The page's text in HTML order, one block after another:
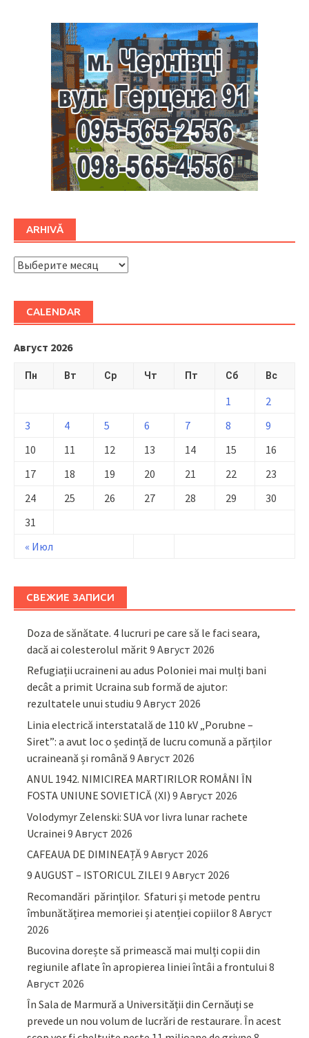
ARHIVĂ
ARHIVĂ
CALENDAR
Август 2026
Пн Вт Ср Чт Пт Сб Вс
« Июл
1
2
3
4 5 6 7 8
9
10
11 12 13 14 15
16
17
18 19 20 21 22
23
24
25 26 27 28 29
30
31
СВЕЖИЕ ЗАПИСИ
Doza de sănătate. 4 lucruri pe care să le faci seara,
dacă ai colesterolul mărit 9 Август 2026
Refugiații ucraineni au adus Poloniei mai mulți bani
decât a primit Ucraina sub formă de ajutor:
rezultatele unui studiu 9 Август 2026
Linia electrică interstatală de 110 kV „Porubne –
Siret”: a avut loc o ședință de lucru comună a părților
ucraineană și română 9 Август 2026
ANUL 1942. NIMICIREA MARTIRILOR ROMÂNI ÎN
FOSTA UNIUNE SOVIETICĂ (XI) 9 Август 2026
Volodymyr Zelenski: SUA vor livra lunar rachete
Ucrainei 9 Август 2026
CAFEAUA DE DIMINEAȚĂ9 Август 2026
9 AUGUST – ISTORICUL ZILEI 9 Август 2026
Recomandări părinţilor. Sfaturi și metode pentru
îmbunătățirea memoriei și atenției copiilor8 Август
2026
Bucovina dorește să primească mai mulți copii din
regiunile aflate în apropierea liniei întâi a frontului 8
Август 2026
În Sala de Marmură a Universității din Cernăuți se
prevede un nou volum de lucrări de restaurare. În acest